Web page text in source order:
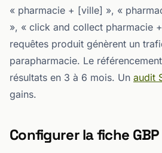
« pharmacie + [ville] », «
», « click and collect pharmacie
requêtes produit génèrent un
parapharmacie. Le
résultats en 3 à 6 mois. Un audit
gains.
Configurer la fiche